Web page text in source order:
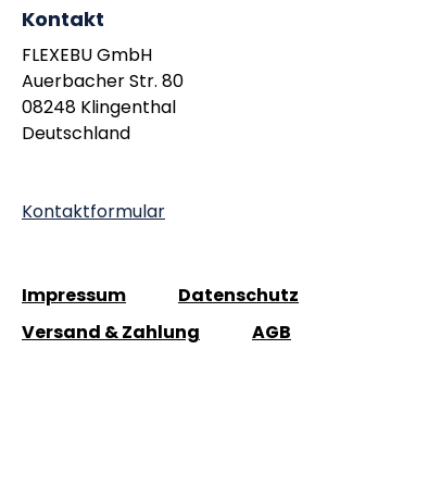
Kontakt
FLEXEBU GmbH
Auerbacher Str. 80
08248 Klingenthal
Deutschland
Kontaktformular
Impressum
Datenschutz
Versand & Zahlung
AGB